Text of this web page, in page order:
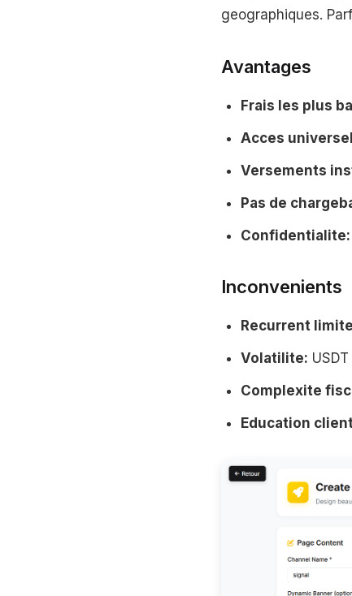
geographiques.
Avantages
Frais les plus
Acces
Versements
Pas de
Confidentialite:
Inconvenients
Recurrent
Volatilite:
Complexite
Education